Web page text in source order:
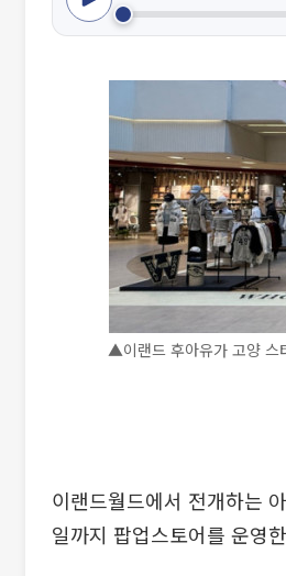
▲이랜드 후아유가 고양 스
이랜드월드에서 전개하는
일까지 팝업스토어를 운영